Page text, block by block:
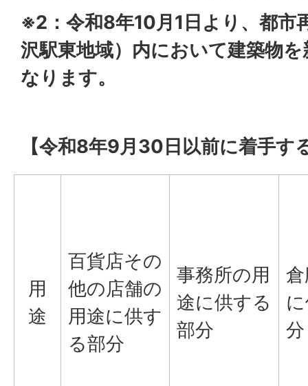
※2：令和8年10月1日より、都市
沢駅東地域）内において建築物
なります。
【令和8年9月30日以前に着手す
用
途
百貨店その
他の店舗の
用途に供す
る部分
事務所の用
途に供する
部分
分